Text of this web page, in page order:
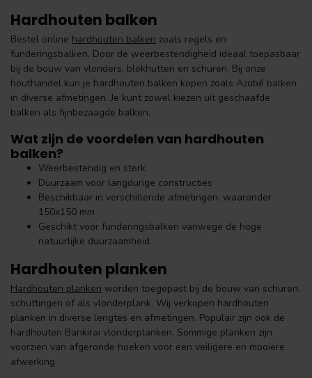
Hardhouten balken
Bestel online hardhouten balken zoals regels en
funderingsbalken. Door de weerbestendigheid ideaal toepasbaar
bij de bouw van vlonders, blokhutten en schuren. Bij onze
houthandel kun je hardhouten balken kopen zoals Azobé balken
in diverse afmetingen. Je kunt zowel kiezen uit geschaafde
balken als fijnbezaagde balken.
Wat zijn de voordelen van hardhouten
balken?
Weerbestendig en sterk
Duurzaam voor langdurige constructies
Beschikbaar in verschillende afmetingen, waaronder
150x150 mm
Geschikt voor funderingsbalken vanwege de hoge
natuurlijke duurzaamheid
Hardhouten planken
Hardhouten planken worden toegepast bij de bouw van schuren,
schuttingen of als vlonderplank. Wij verkopen hardhouten
planken in diverse lengtes en afmetingen. Populair zijn ook de
hardhouten Bankirai vlonderplanken. Sommige planken zijn
voorzien van afgeronde hoeken voor een veiligere en mooiere
afwerking.